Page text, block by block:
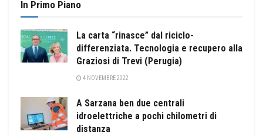
In Primo Piano
La carta “rinasce” dal riciclo-
differenziata. Tecnologia e recupero alla
Graziosi di Trevi (Perugia)
4 NOVEMBRE 2022
A Sarzana ben due centrali
idroelettriche a pochi chilometri di
distanza